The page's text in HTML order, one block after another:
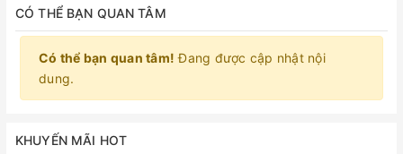
CÓ THỂ BẠN QUAN TÂM
Có thể bạn quan tâm! Đang được cập nhật nội
dung.
KHUYẾN MÃI HOT